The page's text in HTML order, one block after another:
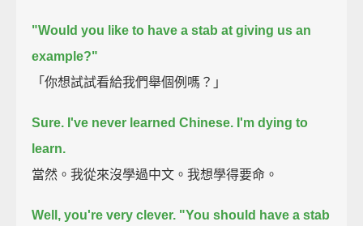
"Would you like to have a stab at giving us an
example?"
「你想試試看給我們舉個例嗎？」
Sure. I've never learned Chinese. I'm dying to
learn.
當然。我從來沒學過中文。我想學得要命。
Well, you're very clever. "You should have a stab